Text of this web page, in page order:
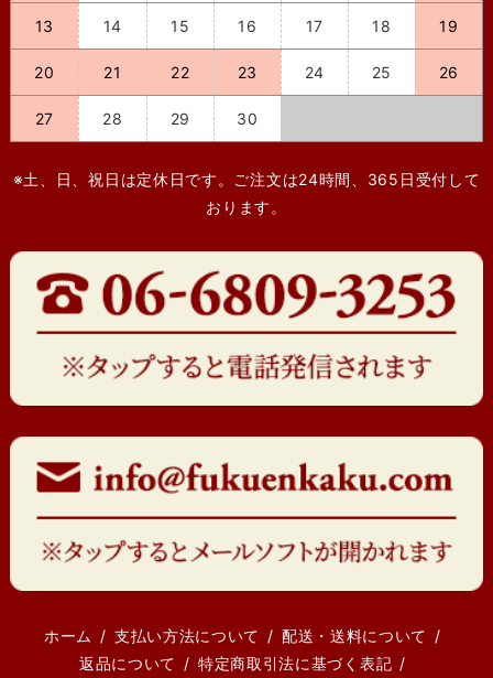
13 14 15 16 17 18 19
20 21 22 23 24 25 26
27 28 29 30
※土、日、祝日は定休日です。ご注文は24時間、365日受付して
おります。
ホーム 支払い方法について
配送・送料について
返品について
特定商取引法に基づく表記